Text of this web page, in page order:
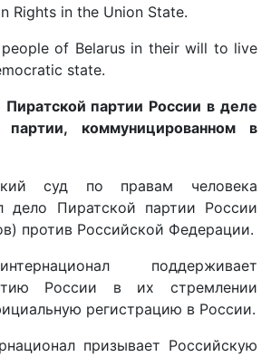
Rights in the Union State.
of Belarus in their will to live
state.
Пиратской партии России в деле
партии, коммуницированном в
суд по правам человека
дело Пиратской партии России
против Российской Федерации.
поддерживает
России в их стремлении
регистрацию в России.
призывает Российскую